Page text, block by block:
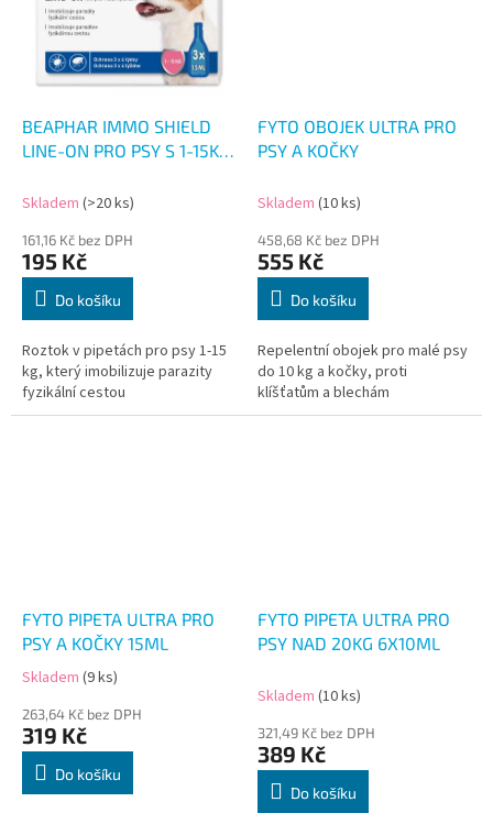
BEAPHAR IMMO SHIELD
LINE-ON PRO PSY S 1-15KG
Skladem (>20 ks)
161,16 Kč bez DPH
195 Kč
Do košíku
Roztok v pipetách pro psy 1-15
kg, který imobilizuje parazity
fyzikální cestou
FYTO OBOJEK ULTRA PRO
PSY A KOČKY
Skladem (10 ks)
458,68 Kč bez DPH
555 Kč
Do košíku
Repelentní obojek pro malé psy
do 10 kg a kočky, proti
klíšťatům a blechám
FYTO PIPETA ULTRA PRO
PSY A KOČKY 15ML
Průměrné
produktu
je
5,0
Skladem (9 ks)
263,64 Kč bez DPH
319 Kč
Do košíku
FYTO PIPETA ULTRA PRO
PSY NAD 20KG 6X10ML
Skladem (10 ks)
321,49 Kč bez DPH
389 Kč
Do košíku